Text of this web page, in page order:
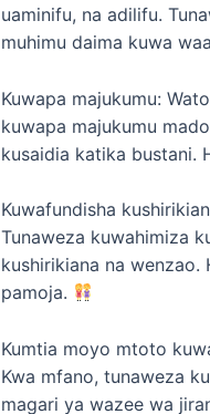
uaminifu, na adilifu.
muhimu daima kuwa
Kuwapa majukumu:
kuwapa majukumu
kusaidia katika bustani.
Kuwafundisha
Tunaweza kuwahimiza
kushirikiana na
pamoja.
Kumtia moyo mtoto
Kwa mfano, tunaweza
magari ya wazee wa